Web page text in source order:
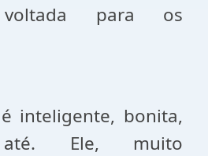
para os
inteligente, bonita,
até. Ele, muito